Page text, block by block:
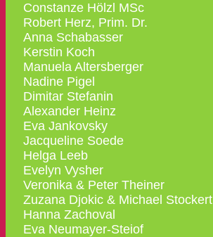
Constanze Hölzl MSc
Robert Herz, Prim. Dr.
Anna Schabasser
Kerstin Koch
Manuela Altersberger
Nadine Pigel
Dimitar Stefanin
Alexander Heinz
Eva Jankovsky
Jacqueline Soede
Helga Leeb
Evelyn Vysher
Veronika & Peter Theiner
Zuzana Djokic & Michael Stockert
Hanna Zachoval
Eva Neumayer-Steiof